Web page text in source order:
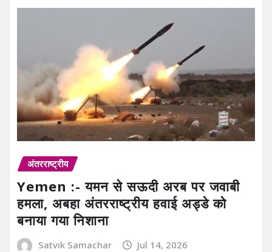
अंतरराष्ट्रीय
Yemen :- यमन से सऊदी अरब पर जवाबी
हमला, अबहा अंतरराष्ट्रीय हवाई अड्डे को
बनाया गया निशाना
Satvik Samachar Jul 14, 2026